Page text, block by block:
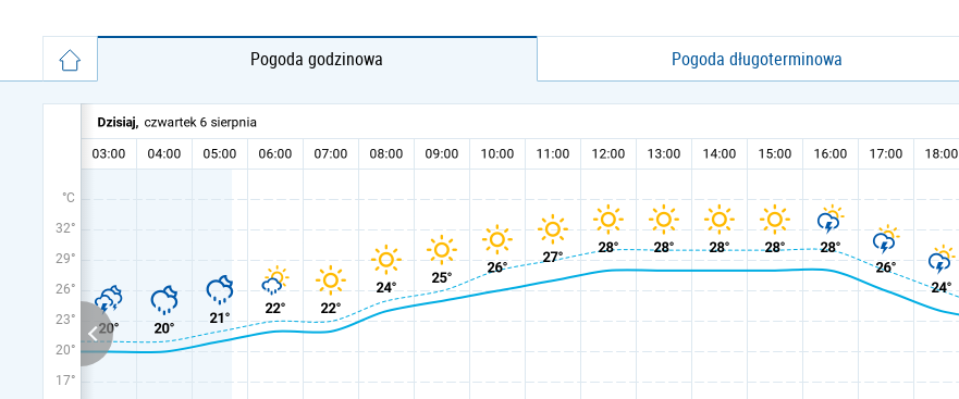
Pogoda godzinowa Pogoda długoterminowa
°C
32°
29°
26°
23°
20°
17°